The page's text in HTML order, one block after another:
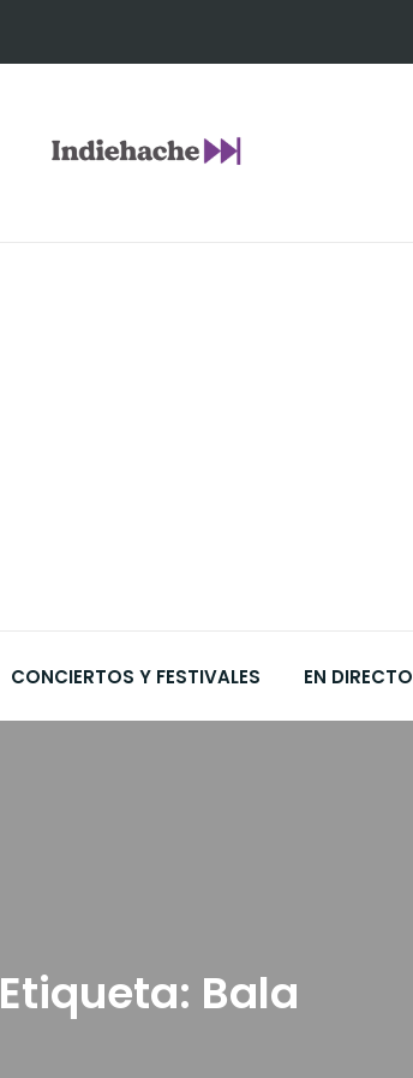
CONCIERTOS Y FESTIVALES EN DIRECTO
Etiqueta: Bala